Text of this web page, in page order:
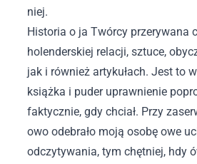
niej.
Historia o ja Twórcy przerywana
holenderskiej relacji, sztuce,
jak i również artykułach. Jest to
książka i puder uprawnienie
faktycznie, gdy chciał. Przy
owo odebrało moją osobę owe
odczytywania, tym chętniej, hdy